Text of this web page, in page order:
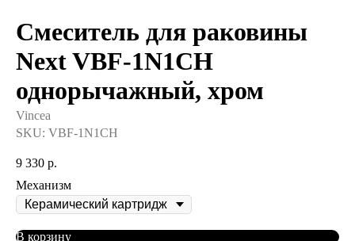
Смеситель для раковины
Next VBF-1N1CH
однорычажный, хром
Vincea
SKU: VBF-1N1CH
9 330 р.
Механизм
В корзину